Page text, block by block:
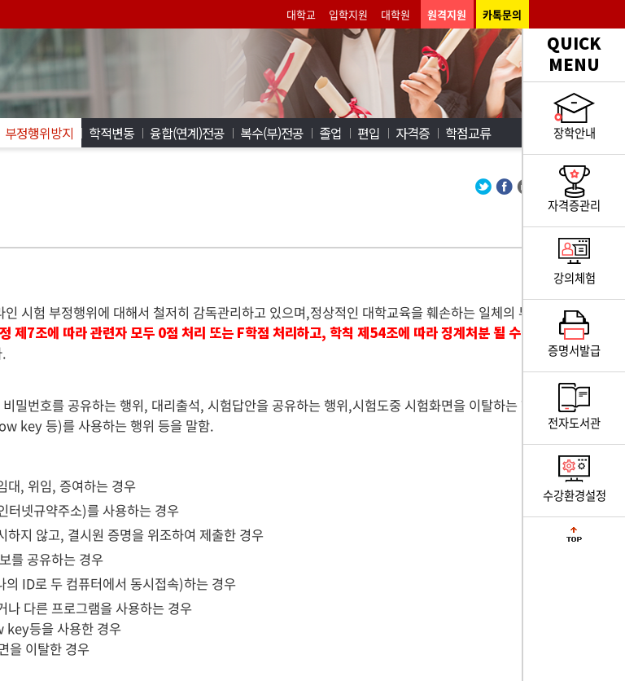
대학교 입학지원 대학원 원격지원 카톡문의
부정행위방지 학적변동 융합(연계)전공 복수(부)전공 졸업 편입 자격증 학점교류
시험 부정행위에 대해서 철저히 감독관리하고 있으며,정상적인 대학교육을 훼손하는 일체의 부
제7조에 따라 관련자 모두 0점 처리 또는 F학점 처리하고, 학칙 제54조에 따라 징계처분 될 수
밀번호를 공유하는 행위, 대리출석, 시험답안을 공유하는 행위,시험도중 시험화면을 이탈하는 행
key 등)를 사용하는 행위 등을 말함.
대, 위임, 증여하는 경우
넷규약주소)를 사용하는 경우
하지 않고, 결시원 증명을 위조하여 제출한 경우
를 공유하는 경우
의 ID로 두 컴퓨터에서 동시접속)하는 경우
나 다른 프로그램을 사용하는 경우
등을 사용한 경우
을 이탈한 경우
QUICK
MENU
장학안내
자격증관리
강의체험
증명서발급
전자도서관
수강환경설정